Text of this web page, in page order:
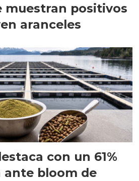
muestran positivos
aranceles
con un 61%
ante bloom de